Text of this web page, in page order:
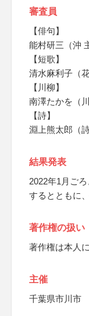
審査員
【俳句】
能村研三（沖
【短歌】
清水麻利子（
【川柳】
南澤たかを（
【詩】
淵上熊太郎（詩
結果発表
2022年1月ご
するとともに
著作権の扱い
著作権は本人
主催
千葉県市川市